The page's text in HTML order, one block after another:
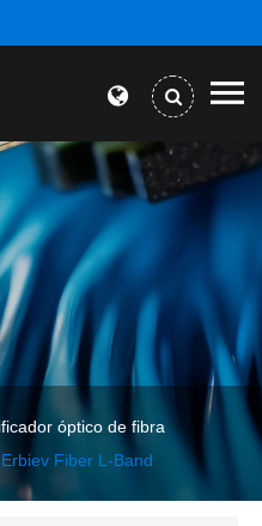
óptico de fibra
Fiber L-Band